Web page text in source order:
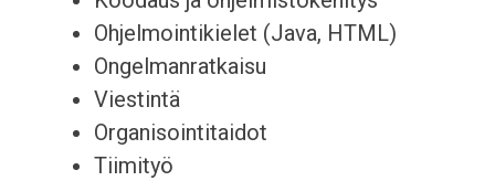
Ohjelmointikielet (Java, HTML)
Ongelmanratkaisu
Viestintä
Organisointitaidot
Tiimityö